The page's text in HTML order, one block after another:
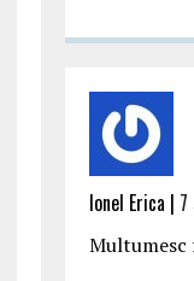
Ionel Erica |
Multumesc